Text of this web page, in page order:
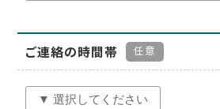
ご連絡の時間帯 任意